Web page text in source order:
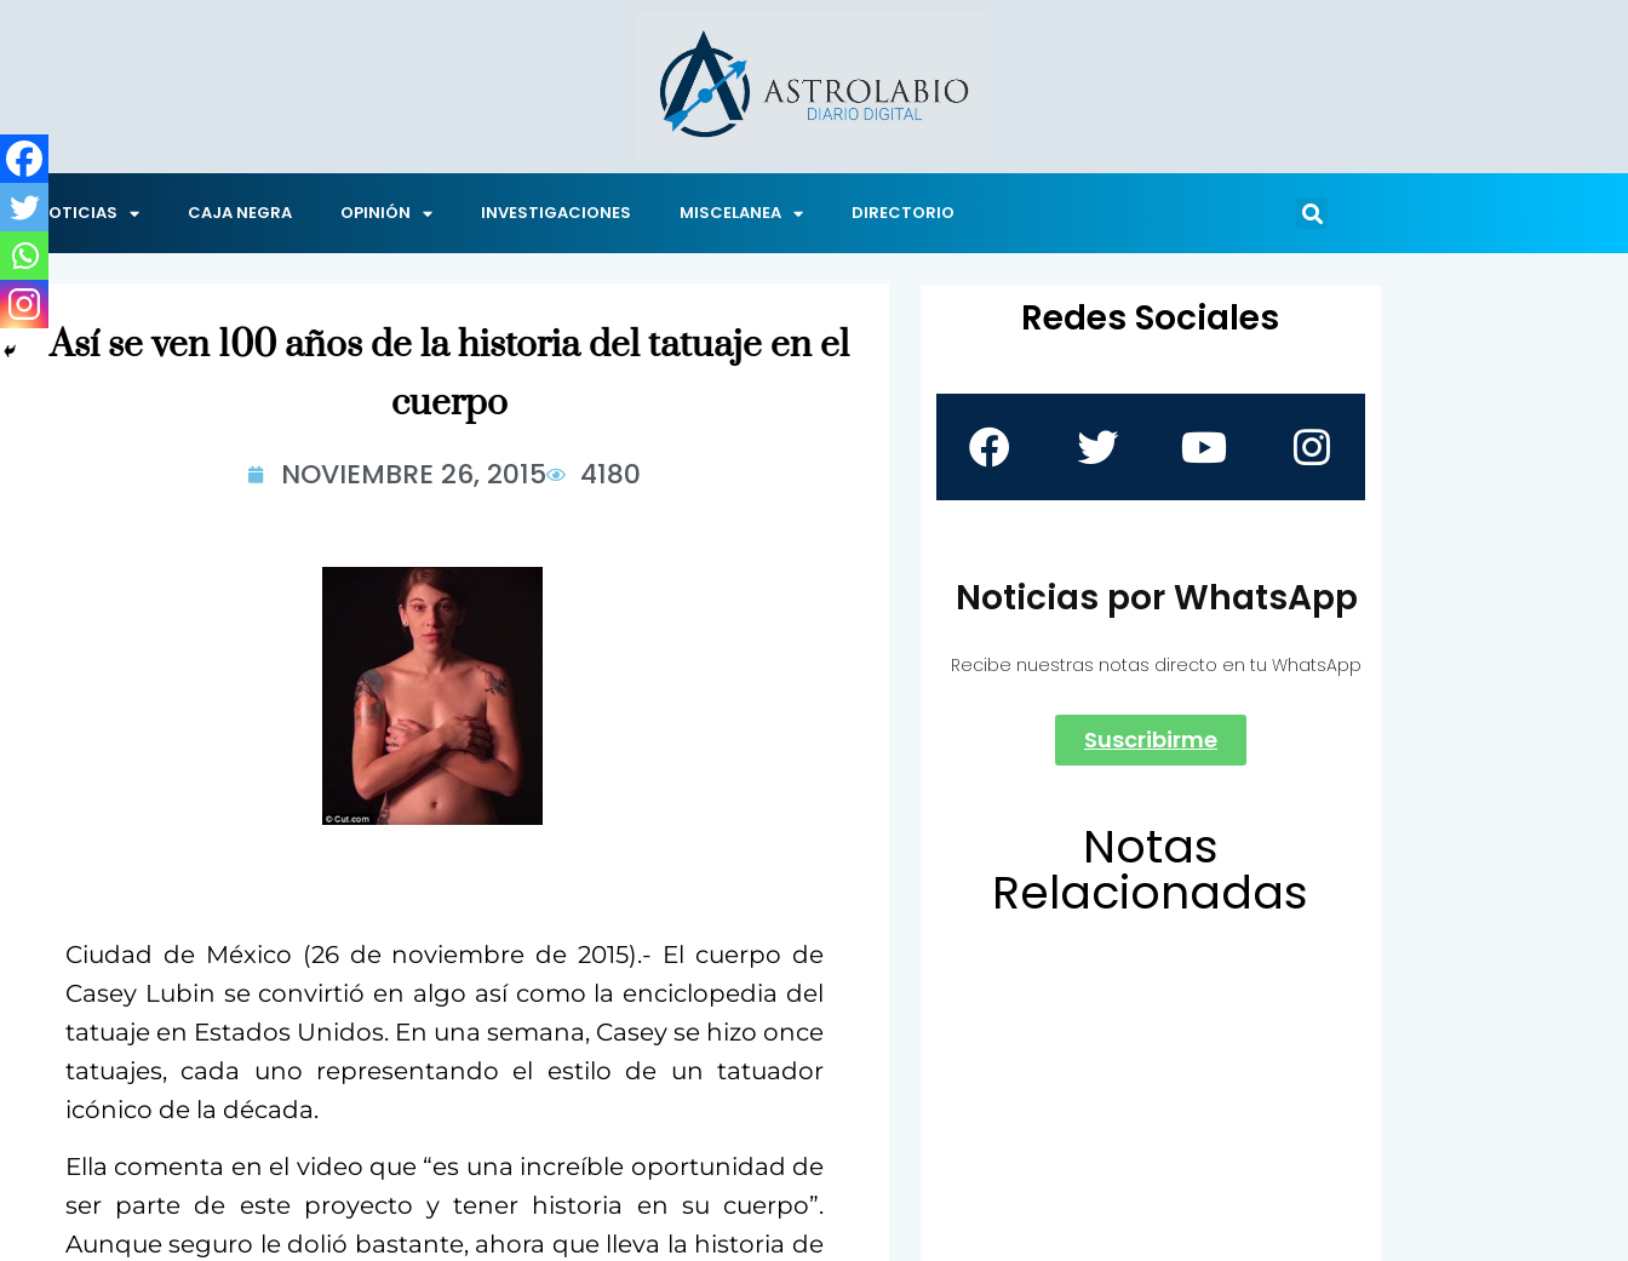
NOTICIAS CAJA NEGRA OPINIÓN INVESTIGACIONES MISCELANEA DIRECTORIO
Así se ven 100 años de la historia del tatuaje en el
cuerpo
NOVIEMBRE 26, 2015 4180
Ciudad de México (26 de noviembre de 2015).- El cuerpo de
Casey Lubin se convirtió en algo así como la enciclopedia del
tatuaje en Estados Unidos. En una semana, Casey se hizo once
tatuajes, cada uno representando el estilo de un tatuador
icónico de la década.
Ella comenta en el video que “es una increíble oportunidad de
ser parte de este proyecto y tener historia en su cuerpo”.
Aunque seguro le dolió bastante, ahora que lleva la historia de
Redes Sociales
Noticias por WhatsApp
Recibe nuestras notas directo en tu WhatsApp
Suscribirme
Notas
Relacionadas